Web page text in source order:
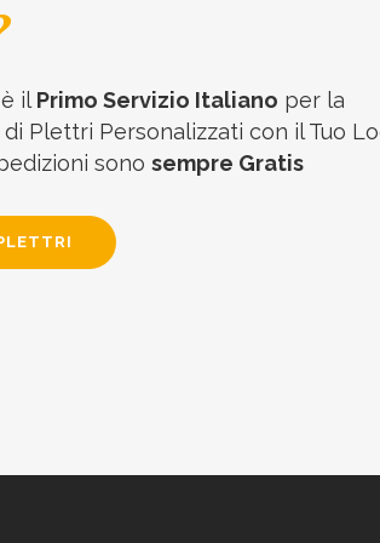
il Primo Servizio Italiano per la
Plettri Personalizzati con il Tuo
sono sempre Gratis